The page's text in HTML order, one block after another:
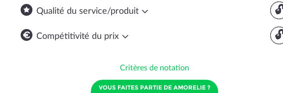
Qualité du service/produit
Compétitivité du prix
Critères de notation
VOUS FAITES PARTIE DE AMORELIE ?